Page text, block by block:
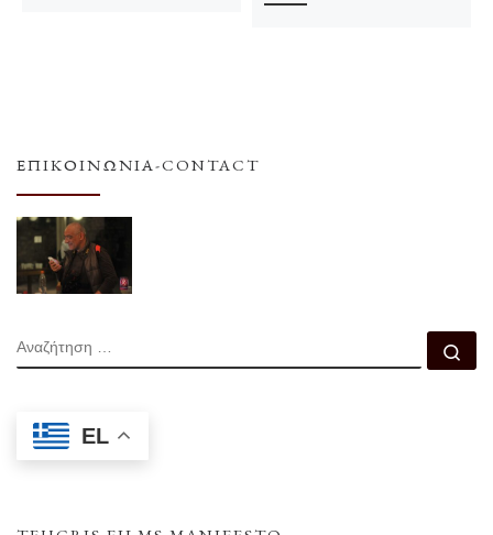
ΕΠΙΚΟΙΝΩΝΊΑ-CONTACT
ΑΝΑΖΉΤΗΣΗ
EL